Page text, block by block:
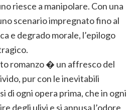
riesce a manipolare. Con una
scenario impregnato fino al
e degrado morale, l’epilogo
romanzo � un affresco del
pur con le inevitabili
di ogni opera prima, che in ogni
degli ulivi e si annusa l’odore